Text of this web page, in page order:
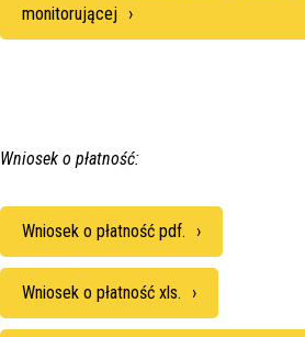
monitorującej
Wniosek o płatność:
Wniosek o płatność pdf.
Wniosek o płatność xls.